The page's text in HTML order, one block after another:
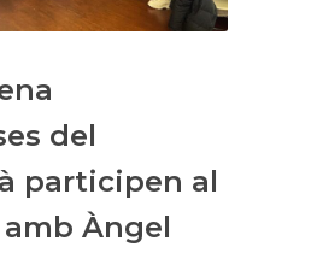
del
participen al
Àngel